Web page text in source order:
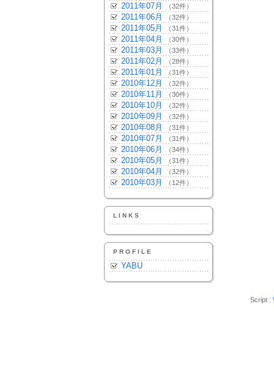
2011年07月 （32件）
2011年06月 （32件）
2011年05月 （31件）
2011年04月 （30件）
2011年03月 （33件）
2011年02月 （28件）
2011年01月 （31件）
2010年12月 （32件）
2010年11月 （30件）
2010年10月 （32件）
2010年09月 （32件）
2010年08月 （31件）
2010年07月 （31件）
2010年06月 （34件）
2010年05月 （31件）
2010年04月 （32件）
2010年03月 （12件）
LINKS
PROFILE
YABU
Script :